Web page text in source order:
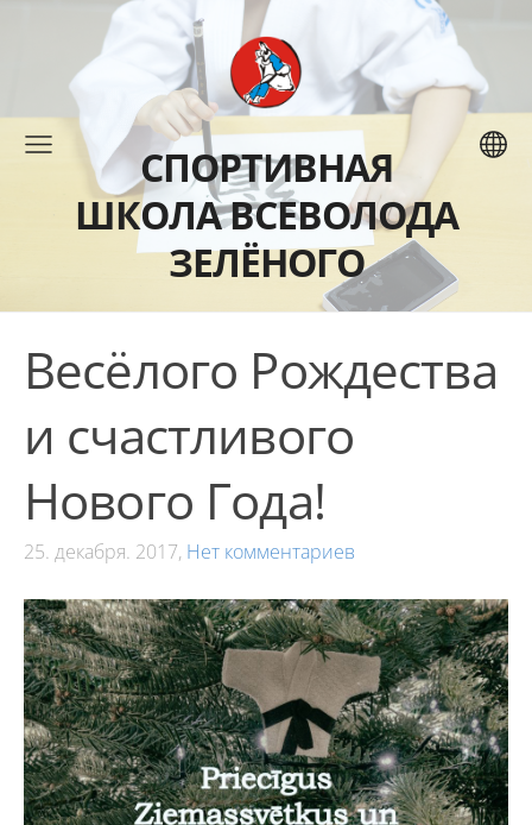
СПОРТИВНАЯ
ШКОЛА ВСЕВОЛОДА
ЗЕЛЁНОГО
Весёлого Рождества
и счастливого
Нового Года!
25. декабря. 2017, Нет комментариев